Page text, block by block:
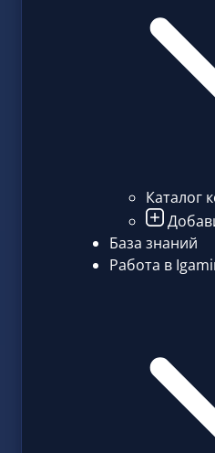
Каталог
База знаний
Работа в